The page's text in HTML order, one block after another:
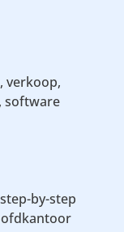
verkoop,
software
by-step